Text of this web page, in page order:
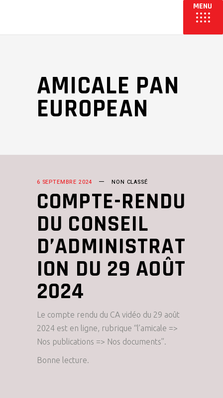
AMICALE PAN
EUROPEAN
6 SEPTEMBRE 2024 NON CLASSÉ
COMPTE-RENDU
DU CONSEIL
D’ADMINISTRAT
ION DU 29 AOÛT
2024
Le compte rendu du CA vidéo du 29 août
2024 est en ligne, rubrique “l’amicale =>
Nos publications => Nos documents”.
Bonne lecture.